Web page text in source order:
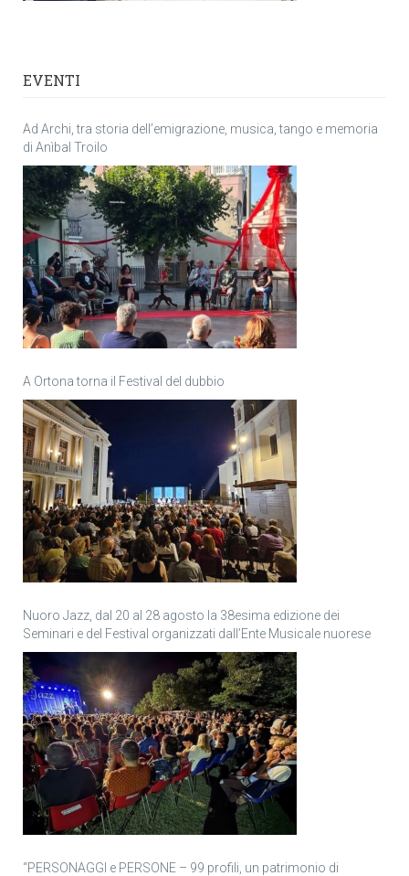
EVENTI
Ad Archi, tra storia dell’emigrazione, musica, tango e memoria
di Anìbal Troilo
A Ortona torna il Festival del dubbio
Nuoro Jazz, dal 20 al 28 agosto la 38esima edizione dei
Seminari e del Festival organizzati dall’Ente Musicale nuorese
“PERSONAGGI e PERSONE – 99 profili, un patrimonio di